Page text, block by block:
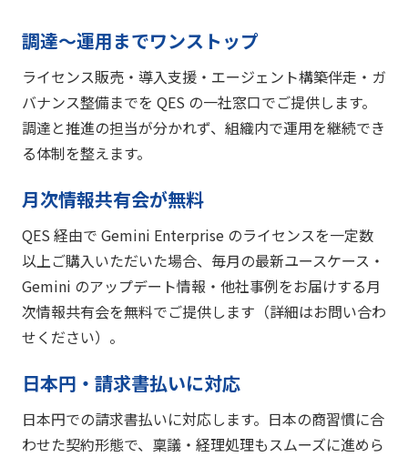
調達〜運用までワンストップ
ライセンス販売・導入支援・エージェント構築伴走・ガ
バナンス整備までを QES の一社窓口でご提供します。
調達と推進の担当が分かれず、組織内で運用を継続でき
る体制を整えます。
月次情報共有会が無料
QES 経由で Gemini Enterprise のライセンスを一定数
以上ご購入いただいた場合、毎月の最新ユースケース・
Gemini のアップデート情報・他社事例をお届けする月
次情報共有会を無料でご提供します（詳細はお問い合わ
せください）。
日本円・請求書払いに対応
日本円での請求書払いに対応します。日本の商習慣に合
わせた契約形態で、稟議・経理処理もスムーズに進めら